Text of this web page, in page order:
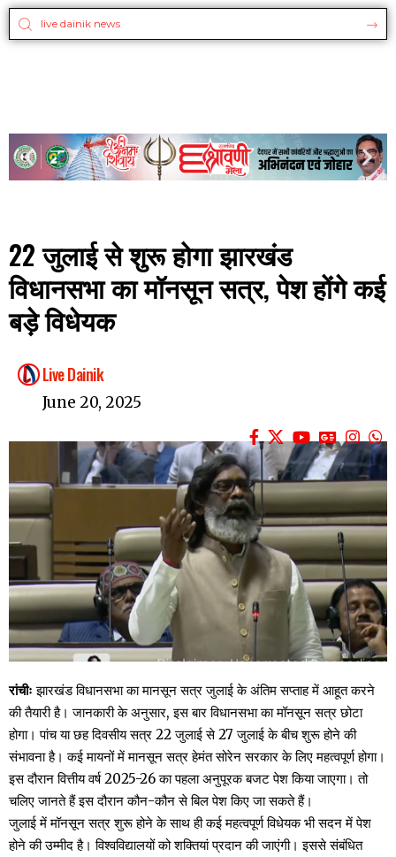
22 जुलाई से शुरू होगा झारखंड
विधानसभा का मॉनसून सत्र, पेश होंगे कई
बड़े विधेयक
Live Dainik
June 20, 2025
रांचीः झारखंड विधानसभा का मानसून सत्र जुलाई के अंतिम सप्ताह में आहूत करने
की तैयारी है। जानकारी के अनुसार, इस बार विधानसभा का मॉनसून सत्र छोटा
होगा। पांच या छह दिवसीय सत्र 22 जुलाई से 27 जुलाई के बीच शुरू होने की
संभावना है। कई मायनों में मानसून सत्र हेमंत सोरेन सरकार के लिए महत्वपूर्ण होगा।
इस दौरान वित्तीय वर्ष 2025-26 का पहला अनुपूरक बजट पेश किया जाएगा। तो
चलिए जानते हैं इस दौरान कौन-कौन से बिल पेश किए जा सकते हैं।
जुलाई में मॉनसून सत्र शुरू होने के साथ ही कई महत्वपूर्ण विधेयक भी सदन में पेश
होने की उम्मीद है। विश्वविद्यालयों को शक्तियां प्रदान की जाएंगी। इससे संबंधित